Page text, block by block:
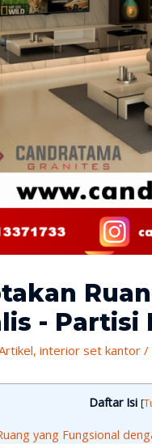
- Partisi
,interior set kantor /
Daftar Isi [
yang Fungsional